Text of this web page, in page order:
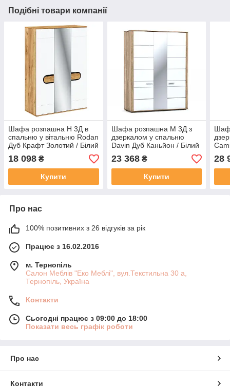
Подібні товари компанії
Шафа розпашна H 3Д в
спальню у вітальню Rodan
Дуб Крафт Золотий / Білий
Глянець Blonski
18 098 ₴
Купити
Шафа розпашна M 3Д з
дзеркалом у спальню
Davin Дуб Каньйон / Білий
Глянець Blonski
23 368₴
Купити
28
Про нас
100% позитивних з 26 відгуків за рік
Працює з 16.02.2016
м. Тернопіль
Салон Меблів "Еко Меблі", вул.Текстильна 30 а,
Тернопіль, Україна
Контакти
Сьогодні працює з 09:00 до 18:00
Показати весь графік роботи
Про нас
Контакти